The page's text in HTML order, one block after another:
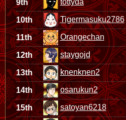
9th tottyda
10th Tigermasuku2786
11th Orangechan
12th staygojd
13th knenknen2
14th osarukun2
15th satoyan6218